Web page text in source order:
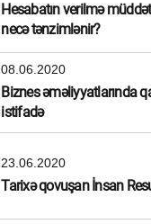
Hesabatın verilmə
necə tənzimlənir?
08.06.2020
Biznes əməliyyatlarında
istifadə
23.06.2020
Tarixə qovuşan İnsan